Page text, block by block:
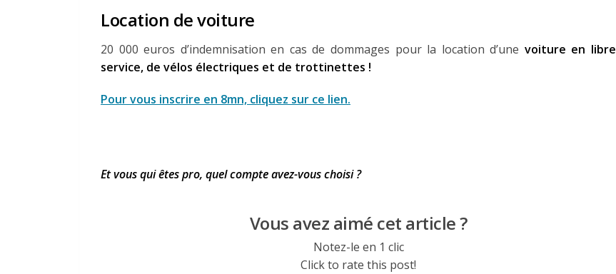
Location de voiture
20 000 euros d’indemnisation en cas de dommages pour la location d’une voiture en libre
service, de vélos électriques et de trottinettes !
Pour vous inscrire en 8mn, cliquez sur ce lien.
Et vous qui êtes pro, quel compte avez-vous choisi ?
Vous avez aimé cet article ?
Notez-le en 1 clic
Click to rate this post!